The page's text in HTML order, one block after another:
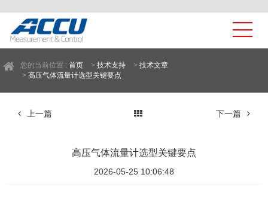
您的当前位置 : 首页 > 技术支持 > 技术文章
> 高压气体流量计选型关键要点
上一篇 下一篇
高压气体流量计选型关键要点
2026-05-25 10:06:48